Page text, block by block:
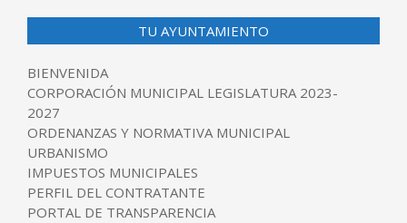
TU AYUNTAMIENTO
BIENVENIDA
CORPORACIÓN MUNICIPAL LEGISLATURA 2023-
2027
ORDENANZAS Y NORMATIVA MUNICIPAL
URBANISMO
IMPUESTOS MUNICIPALES
PERFIL DEL CONTRATANTE
PORTAL DE TRANSPARENCIA